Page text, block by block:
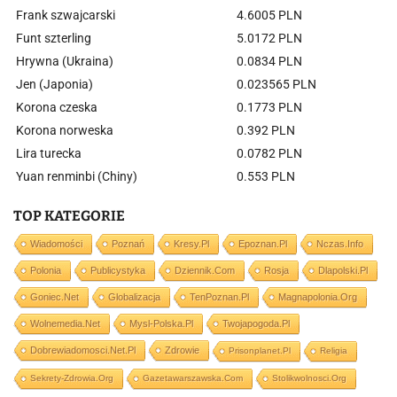
Frank szwajcarski
4.6005 PLN
Funt szterling
5.0172 PLN
Hrywna (Ukraina)
0.0834 PLN
Jen (Japonia)
0.023565 PLN
Korona czeska
0.1773 PLN
Korona norweska
0.392 PLN
Lira turecka
0.0782 PLN
Yuan renminbi (Chiny)
0.553 PLN
TOP KATEGORIE
Wiadomości Poznań Kresy.pl Epoznan.pl Nczas.info
Polonia Publicystyka Dziennik.com Rosja Dlapolski.pl
Goniec.net Globalizacja TenPoznan.pl Magnapolonia.org
Wolnemedia.net Mysl-Polska.pl Twojapogoda.pl
Dobrewiadomosci.net.pl Zdrowie Prisonplanet.pl Religia
Sekrety-Zdrowia.org Gazetawarszawska.com Stolikwolnosci.org